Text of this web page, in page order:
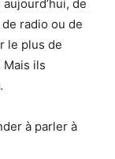
de
radio ou de
le plus de
Mais ils
à parler à